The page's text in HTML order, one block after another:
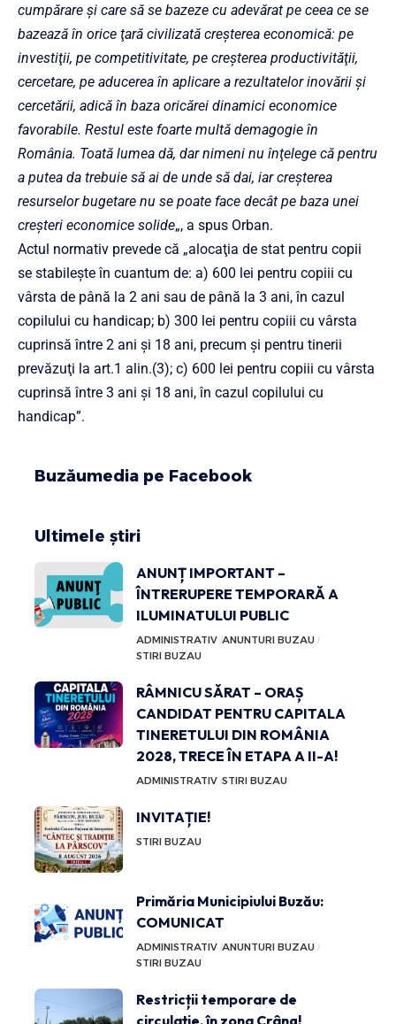
cumpărare şi care să se bazeze cu adevărat pe ceea ce se
bazează în orice ţară civilizată creşterea economică: pe
investiţii, pe competitivitate, pe creşterea productivităţii,
cercetare, pe aducerea în aplicare a rezultatelor inovării şi
cercetării, adică în baza oricărei dinamici economice
favorabile. Restul este foarte multă demagogie în
România. Toată lumea dă, dar nimeni nu înţelege că pentru
a putea da trebuie să ai de unde să dai, iar creşterea
resurselor bugetare nu se poate face decât pe baza unei
creşteri economice solide„, a spus Orban.
Actul normativ prevede că „alocaţia de stat pentru copii
se stabileşte în cuantum de: a) 600 lei pentru copiii cu
vârsta de până la 2 ani sau de până la 3 ani, în cazul
copilului cu handicap; b) 300 lei pentru copiii cu vârsta
cuprinsă între 2 ani şi 18 ani, precum şi pentru tinerii
prevăzuţi la art.1 alin.(3); c) 600 lei pentru copiii cu vârsta
cuprinsă între 3 ani şi 18 ani, în cazul copilului cu
handicap”.
Buzăumedia pe Facebook
Ultimele știri
ANUNȚ IMPORTANT –
ÎNTRERUPERE TEMPORARĂ A
ILUMINATULUI PUBLIC
ADMINISTRATIV ANUNTURI BUZAU
STIRI BUZAU
RÂMNICU SĂRAT – ORAȘ
CANDIDAT PENTRU CAPITALA
TINERETULUI DIN ROMÂNIA
2028, TRECE ÎN ETAPA A II-A!
ADMINISTRATIV STIRI BUZAU
INVITAȚIE!
STIRI BUZAU
Primăria Municipiului Buzău:
COMUNICAT
ADMINISTRATIV ANUNTURI BUZAU
STIRI BUZAU
Restricții temporare de
circulație, în zona Crâng!